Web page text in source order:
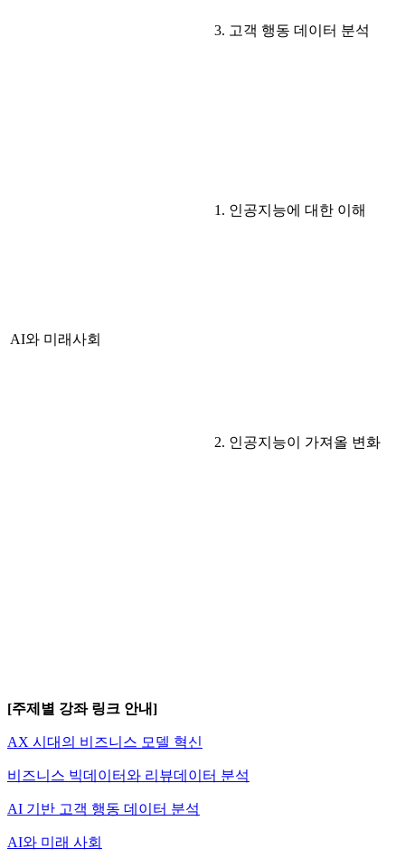
3. 고객 행동 데이터 분석
AI와 미래사회
1. 인공지능에 대한 이해
2. 인공지능이 가져올 변화
[주제별 강좌 링크 안내]
AX 시대의 비즈니스 모델 혁신
비즈니스 빅데이터와 리뷰데이터 분석
AI 기반 고객 행동 데이터 분석
AI와 미래 사회